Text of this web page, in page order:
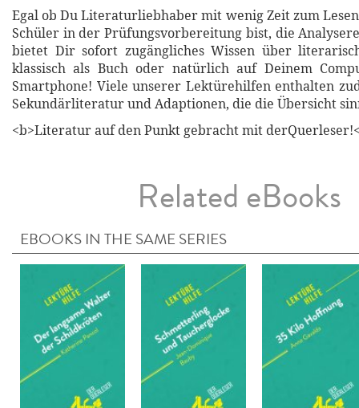
Egal ob Du Literaturliebhaber mit wenig Zeit zum
Schüler in der Prüfungsvorbereitung bist, die
bietet Dir sofort zugängliches Wissen über
klassisch als Buch oder natürlich auf Deinem
Smartphone! Viele unserer Lektürehilfen enthalten
Sekundärliteratur und Adaptionen, die die Übersicht
<b>Literatur auf den Punkt gebracht mit
Related eBooks
EBOOKS IN THE SAME SERIES